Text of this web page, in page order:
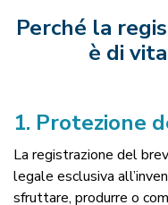
Perché la
è di
1. Protezione
La registrazione del
legale esclusiva
sfruttare, produrre o